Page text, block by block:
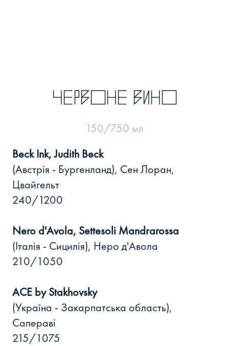
червоне вино
150/750 мл
Beck Ink, Judith Beck
(Австрія - Бургенланд), Сен Лоран,
Цвайгельт
240/1200
Nero d'Avola, Settesoli Mandrarossa
(Італія - Сицилія), Неро д'Авола
210/1050
ACE by Stakhovsky
(Україна - Закарпатська область),
Сапераві
215/1075